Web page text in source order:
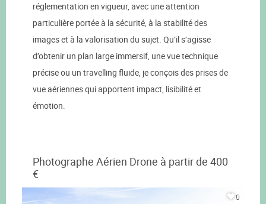
réglementation en vigueur, avec une attention
particulière portée à la sécurité, à la stabilité des
images et à la valorisation du sujet. Qu’il s’agisse
d’obtenir un plan large immersif, une vue technique
précise ou un travelling fluide, je conçois des prises de
vue aériennes qui apportent impact, lisibilité et
émotion.
Photographe Aérien Drone à partir de 400
€
0